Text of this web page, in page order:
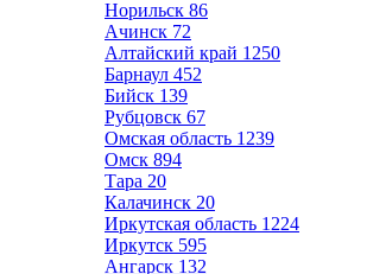
Норильск 86
Ачинск 72
Алтайский край 1250
Барнаул 452
Бийск 139
Рубцовск 67
Омская область 1239
Омск 894
Тара 20
Калачинск 20
Иркутская область 1224
Иркутск 595
Ангарск 132